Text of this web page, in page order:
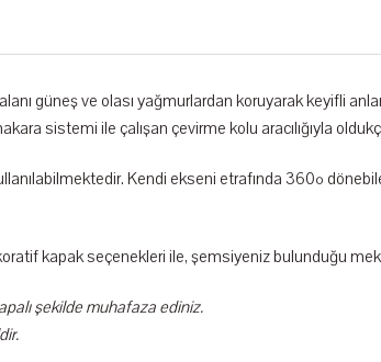
güneş ve olası yağmurlardan koruyarak keyifli
sistemi ile çalışan çevirme kolu aracılığıyla
Kendi ekseni etrafında 360º
kapak seçenekleri ile, şemsiyeniz bulunduğu
şekilde muhafaza ediniz.